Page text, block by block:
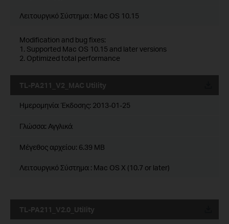
Λειτουργικό Σύστημα : Mac OS 10.15
Modification and bug fixes:
1. Supported Mac OS 10.15 and later versions
2. Optimized total performance
TL-PA211_V2_MAC Utility
Ημερομηνία Έκδοσης: 2013-01-25
Γλώσσα: Αγγλικά
Μέγεθος αρχείου: 6.39 MB
Λειτουργικό Σύστημα : Mac OS X (10.7 or later)
TL-PA211_V2.0_Utility